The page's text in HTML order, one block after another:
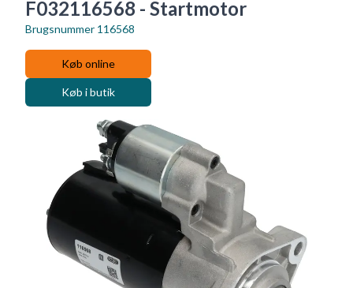
F032116568 - Startmotor
Brugsnummer 116568
Køb online
Køb i butik